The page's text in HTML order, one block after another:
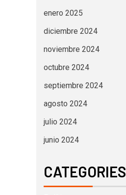
enero 2025
diciembre 2024
noviembre 2024
octubre 2024
septiembre 2024
agosto 2024
julio 2024
junio 2024
CATEGORIES